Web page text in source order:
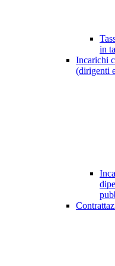
in
Incarichi
(dirigenti